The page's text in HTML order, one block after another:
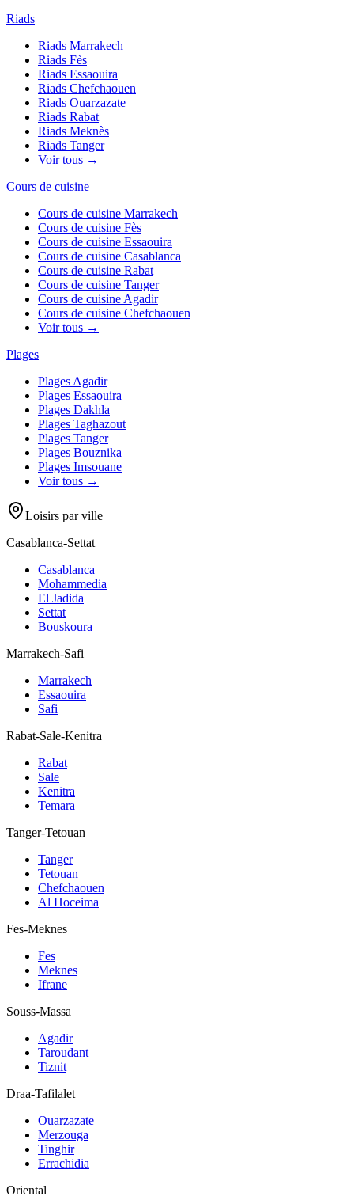
Riads
Riads Marrakech
Riads Fès
Riads Essaouira
Riads Chefchaouen
Riads Ouarzazate
Riads Rabat
Riads Meknès
Riads Tanger
Voir tous →
Cours de cuisine
Cours de cuisine Marrakech
Cours de cuisine Fès
Cours de cuisine Essaouira
Cours de cuisine Casablanca
Cours de cuisine Rabat
Cours de cuisine Tanger
Cours de cuisine Agadir
Cours de cuisine Chefchaouen
Voir tous →
Plages
Plages Agadir
Plages Essaouira
Plages Dakhla
Plages Taghazout
Plages Tanger
Plages Bouznika
Plages Imsouane
Voir tous →
Loisirs par ville
Casablanca-Settat
Casablanca
Mohammedia
El Jadida
Settat
Bouskoura
Marrakech-Safi
Marrakech
Essaouira
Safi
Rabat-Sale-Kenitra
Rabat
Sale
Kenitra
Temara
Tanger-Tetouan
Tanger
Tetouan
Chefchaouen
Al Hoceima
Fes-Meknes
Fes
Meknes
Ifrane
Souss-Massa
Agadir
Taroudant
Tiznit
Draa-Tafilalet
Ouarzazate
Merzouga
Tinghir
Errachidia
Oriental